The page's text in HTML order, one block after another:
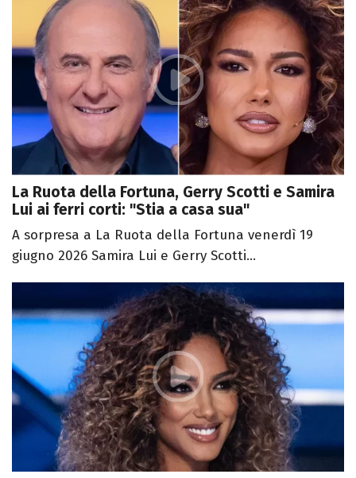
La Ruota della Fortuna, Gerry Scotti e Samira
Lui ai ferri corti: "Stia a casa sua"
A sorpresa a La Ruota della Fortuna venerdì 19
giugno 2026 Samira Lui e Gerry Scotti...